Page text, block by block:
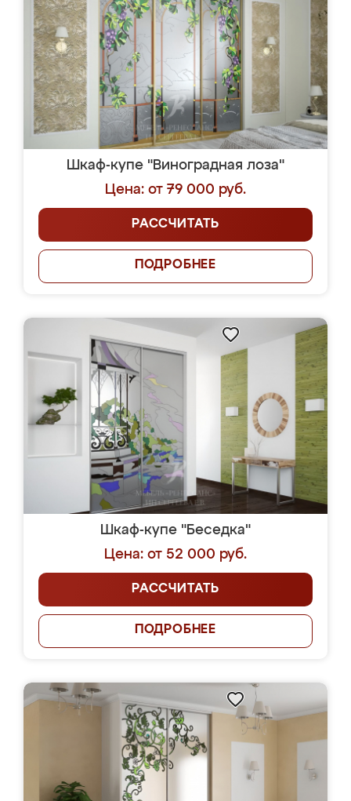
Шкаф-купе "Виноградная лоза"
Цена: от 79 000 руб.
РАССЧИТАТЬ
ПОДРОБНЕЕ
Шкаф-купе "Беседка"
Цена: от 52 000 руб.
РАССЧИТАТЬ
ПОДРОБНЕЕ